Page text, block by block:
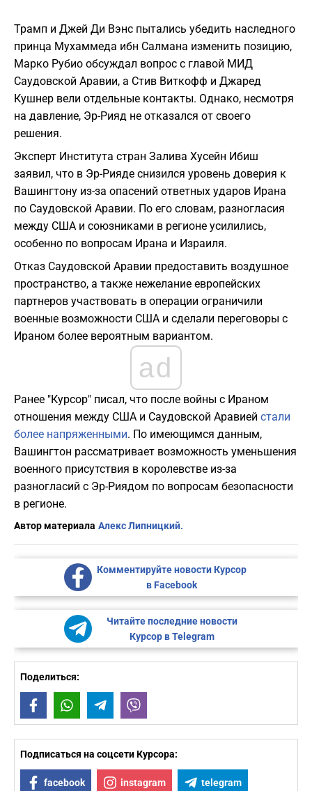
Трамп и Джей Ди Вэнс пытались убедить наследного
принца Мухаммеда ибн Салмана изменить позицию,
Марко Рубио обсуждал вопрос с главой МИД
Саудовской Аравии, а Стив Виткофф и Джаред
Кушнер вели отдельные контакты. Однако, несмотря
на давление, Эр-Рияд не отказался от своего
решения.
Эксперт Института стран Залива Хусейн Ибиш
заявил, что в Эр-Рияде снизился уровень доверия к
Вашингтону из-за опасений ответных ударов Ирана
по Саудовской Аравии. По его словам, разногласия
между США и союзниками в регионе усилились,
особенно по вопросам Ирана и Израиля.
Отказ Саудовской Аравии предоставить воздушное
пространство, а также нежелание европейских
партнеров участвовать в операции ограничили
военные возможности США и сделали переговоры с
Ираном более вероятным вариантом.
ad
Ранее "Курсор" писал, что после войны с Ираном
отношения между США и Саудовской Аравией стали
более напряженными. По имеющимся данным,
Вашингтон рассматривает возможность уменьшения
военного присутствия в королевстве из-за
разногласий с Эр-Риядом по вопросам безопасности
в регионе.
Автор материала Алекс Липницкий.
Комментируйте новости Курсор
в Facebook
Читайте последние новости
Курсор в Telegram
Поделиться:
FacebookWhatsAppTelegram
Подписаться на соцсети Курсора:
facebook instagram telegram